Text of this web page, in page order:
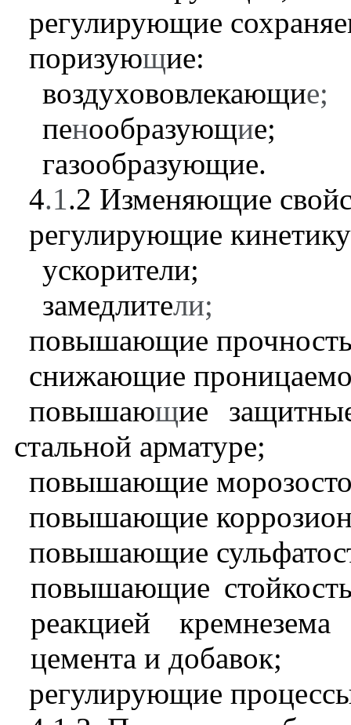
регулирующие
поризующие:
воздухововлекающие;
пенообразующие;
газообразующие.
4.1.2 Изменяющие
регулирующие
ускорители;
замедлители;
повышающие
снижающие
повышающие
стальной арматуре;
повышающие
повышающие
повышающие
повышающие
реакцией
цемента и добавок;
регулирующие